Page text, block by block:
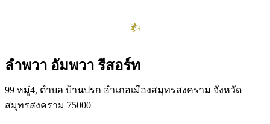
ลำพวา อัมพวา รีสอร์ท
99 หมู่4, ตำบล บ้านปรก อำเภอเมืองสมุทรสงคราม จังหวัด
สมุทรสงคราม 75000